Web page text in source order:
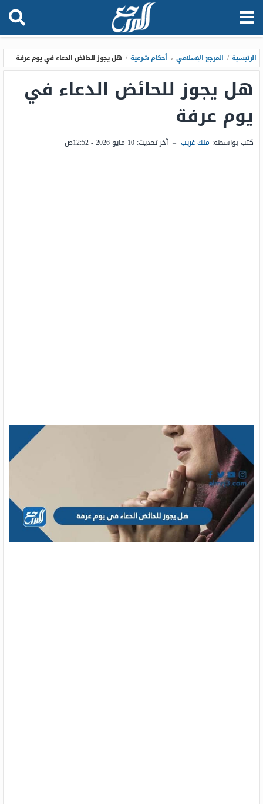
الرئيسية / المرجع الإسلامي ، أحكام شرعية / هل يجوز للحائض الدعاء في يوم عرفة
هل يجوز للحائض الدعاء في
يوم عرفة
كتب بواسطة: ملك غريب – آخر تحديث: 10 مايو 2026 - 12:52ص